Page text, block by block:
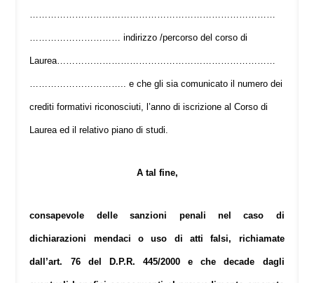
………………………………………………………………………
………………………… indirizzo /percorso del corso di
Laurea………………………………………………………………
………………………….. e che gli sia comunicato il numero dei
crediti formativi riconosciuti, l’anno di iscrizione al Corso di
Laurea ed il relativo piano di studi.
A tal fine,
consapevole delle sanzioni penali nel caso di
dichiarazioni mendaci o uso di atti falsi, richiamate
dall’art. 76 del D.P.R. 445/2000 e che decade dagli